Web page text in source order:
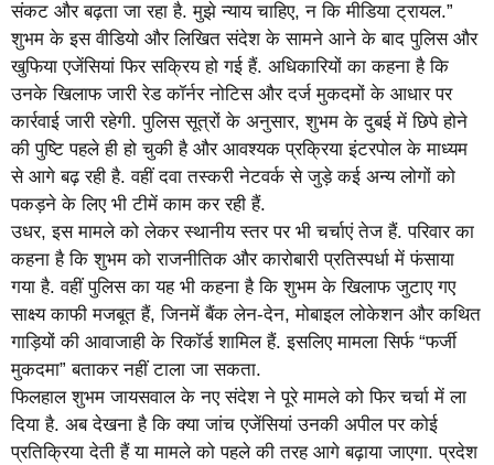
संकट और बढ़ता जा रहा है. मुझे न्याय चाहिए, न कि मीडिया ट्रायल.”
शुभम के इस वीडियो और लिखित संदेश के सामने आने के बाद पुलिस और
खुफिया एजेंसियां फिर सक्रिय हो गई हैं. अधिकारियों का कहना है कि
उनके खिलाफ जारी रेड कॉर्नर नोटिस और दर्ज मुकदमों के आधार पर
कार्रवाई जारी रहेगी. पुलिस सूत्रों के अनुसार, शुभम के दुबई में छिपे होने
की पुष्टि पहले ही हो चुकी है और आवश्यक प्रक्रिया इंटरपोल के माध्यम
से आगे बढ़ रही है. वहीं दवा तस्करी नेटवर्क से जुड़े कई अन्य लोगों को
पकड़ने के लिए भी टीमें काम कर रही हैं.
उधर, इस मामले को लेकर स्थानीय स्तर पर भी चर्चाएं तेज हैं. परिवार का
कहना है कि शुभम को राजनीतिक और कारोबारी प्रतिस्पर्धा में फंसाया
गया है. वहीं पुलिस का यह भी कहना है कि शुभम के खिलाफ जुटाए गए
साक्ष्य काफी मजबूत हैं, जिनमें बैंक लेन-देन, मोबाइल लोकेशन और कथित
गाड़ियों की आवाजाही के रिकॉर्ड शामिल हैं. इसलिए मामला सिर्फ “फर्जी
मुकदमा” बताकर नहीं टाला जा सकता.
फिलहाल शुभम जायसवाल के नए संदेश ने पूरे मामले को फिर चर्चा में ला
दिया है. अब देखना है कि क्या जांच एजेंसियां उनकी अपील पर कोई
प्रतिक्रिया देती हैं या मामले को पहले की तरह आगे बढ़ाया जाएगा. प्रदेश